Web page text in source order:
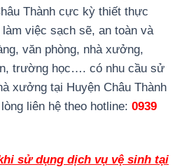
Thành cực kỳ thiết thực
việc sạch sẽ, an toàn và
văn phòng, nhà xưởng,
trường học…. có nhu cầu sử
xưởng tại Huyện Châu Thành
liên hệ theo hotline: 0939
sử dụng dịch vụ vệ sinh tại